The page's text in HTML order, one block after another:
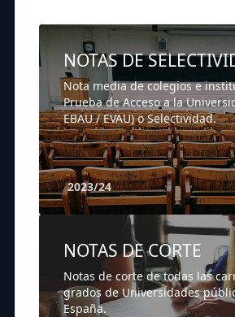
NOTAS DE
Nota media de colegios e
Prueba de Acceso a la
EBAU / EVAU) o Selectividad.
2023/24
NOTAS DE CORTE
Notas de corte de todas las
grados de Universidades
España.